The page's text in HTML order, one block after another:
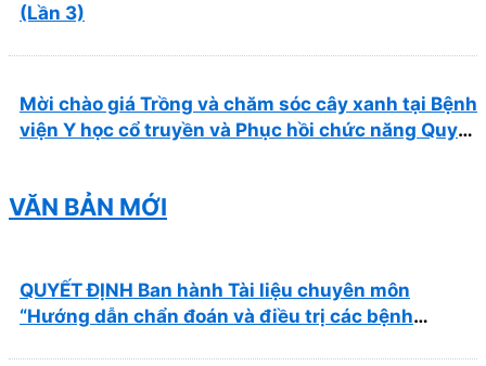
(Lần 3)
Mời chào giá Trồng và chăm sóc cây xanh tại Bệnh
viện Y học cổ truyền và Phục hồi chức năng Quy
VĂN BẢN MỚI
QUYẾT ĐỊNH Ban hành Tài liệu chuyên môn
“Hướng dẫn chẩn đoán và điều trị các bệnh